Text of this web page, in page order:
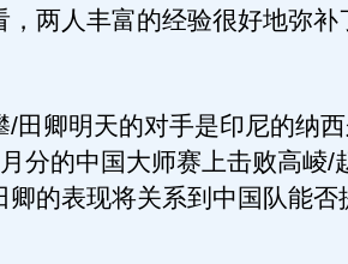
，两人丰富的经验很好地弥补
卿明天的对手是印尼的纳西
分的中国大师赛上击败高崚/
卿的表现将关系到中国队能否